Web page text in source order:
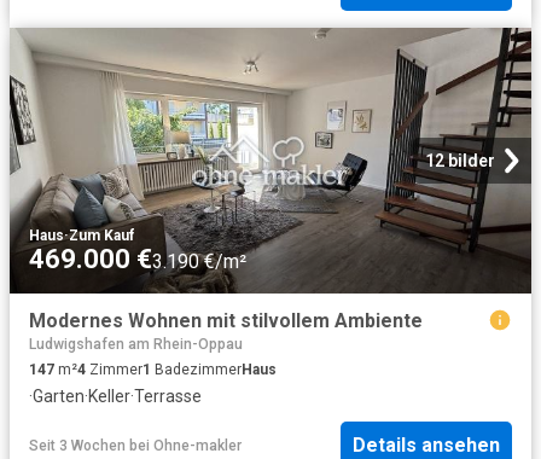
12 bilder
Haus·Zum Kauf
469.000 €3.190 €/m²
Modernes Wohnen mit stilvollem Ambiente
Ludwigshafen am Rhein-Oppau
147 m²4 Zimmer1 BadezimmerHaus
·Garten·Keller·Terrasse
Seit 3 Wochen bei Ohne-makler Details ansehen